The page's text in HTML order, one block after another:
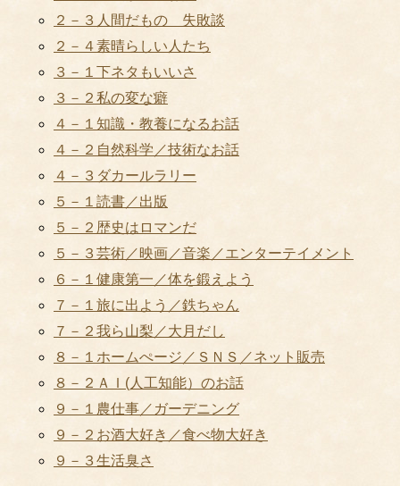
２－３人間だもの 失敗談
２－４素晴らしい人たち
３－１下ネタもいいさ
３－２私の変な癖
４－１知識・教養になるお話
４－２自然科学／技術なお話
４－３ダカールラリー
５－１読書／出版
５－２歴史はロマンだ
５－３芸術／映画／音楽／エンターテイメント
６－１健康第一／体を鍛えよう
７－１旅に出よう／鉄ちゃん
７－２我ら山梨／大月だし
８－１ホームぺージ／ＳＮＳ／ネット販売
８－２ＡＩ(人工知能）のお話
９－１農仕事／ガーデニング
９－２お酒大好き／食べ物大好き
９－３生活臭さ